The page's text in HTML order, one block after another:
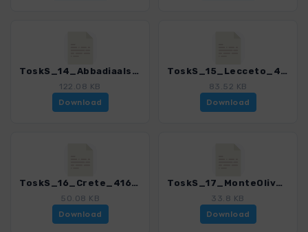
ToskS_14_AbbadiaaIsola_4169_7.gpx
122.08 KB
Download
ToskS_15_Lecceto_4169_7.gpx
83.52 KB
Download
ToskS_16_Crete_4169_7.gpx
50.08 KB
Download
ToskS_17_MonteOlivetoMaggiore_4169_7.gpx
33.8 KB
Download